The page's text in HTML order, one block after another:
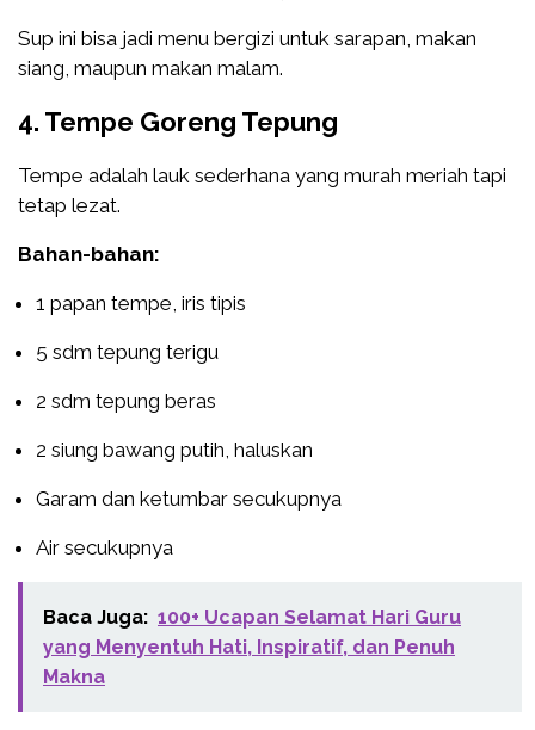
Sup ini bisa jadi menu bergizi untuk sarapan, makan
siang, maupun makan malam.
4. Tempe Goreng Tepung
Tempe adalah lauk sederhana yang murah meriah tapi
tetap lezat.
Bahan-bahan:
1 papan tempe, iris tipis
5 sdm tepung terigu
2 sdm tepung beras
2 siung bawang putih, haluskan
Garam dan ketumbar secukupnya
Air secukupnya
Baca Juga: 100+ Ucapan Selamat Hari Guru
yang Menyentuh Hati, Inspiratif, dan Penuh
Makna